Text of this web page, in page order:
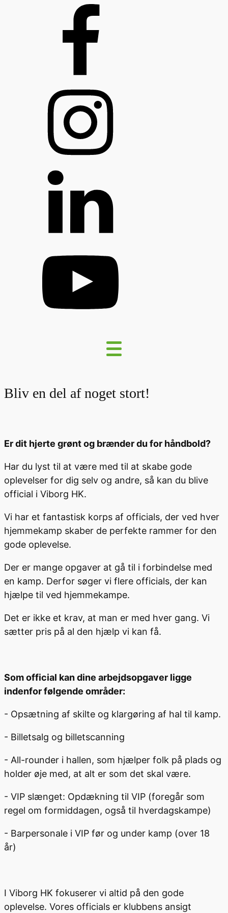
Bliv en del af noget stort!
Er dit hjerte grønt og brænder du for håndbold?
Har du lyst til at være med til at skabe gode
oplevelser for dig selv og andre, så kan du blive
official i Viborg HK.
Vi har et fantastisk korps af officials, der ved hver
hjemmekamp skaber de perfekte rammer for den
gode oplevelse.
Der er mange opgaver at gå til i forbindelse med
en kamp. Derfor søger vi flere officials, der kan
hjælpe til ved hjemmekampe.
Det er ikke et krav, at man er med hver gang. Vi
sætter pris på al den hjælp vi kan få.
Som official kan dine arbejdsopgaver ligge
indenfor følgende områder:
- Opsætning af skilte og klargøring af hal til kamp.
- Billetsalg og billetscanning
- All-rounder i hallen, som hjælper folk på plads og
holder øje med, at alt er som det skal være.
- VIP slænget: Opdækning til VIP (foregår som
regel om formiddagen, også til hverdagskampe)
- Barpersonale i VIP før og under kamp (over 18
år)
I Viborg HK fokuserer vi altid på den gode
oplevelse. Vores officials er klubbens ansigt